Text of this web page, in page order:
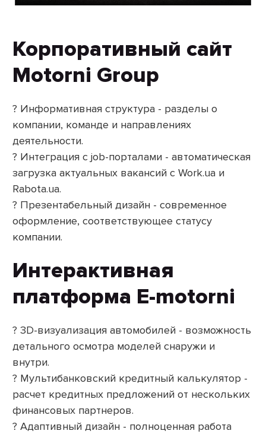
Корпоративный сайт
Motorni Group
? Информативная структура - разделы о
компании, команде и направлениях
деятельности.
? Интеграция с job-порталами - автоматическая
загрузка актуальных вакансий с Work.ua и
Rabota.ua.
? Презентабельный дизайн - современное
оформление, соответствующее статусу
компании.
Интерактивная
платформа E-motorni
? 3D-визуализация автомобилей - возможность
детального осмотра моделей снаружи и
внутри.
? Мультибанковский кредитный калькулятор -
расчет кредитных предложений от нескольких
финансовых партнеров.
? Адаптивный дизайн - полноценная работа